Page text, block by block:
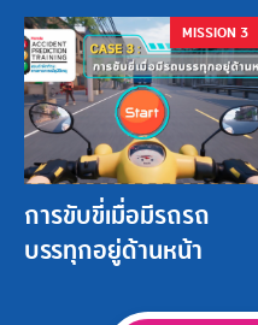
MISSION 3
การขับขี่เมื่อมีรถรถ
บรรทุกอยู่ด้านหน้า